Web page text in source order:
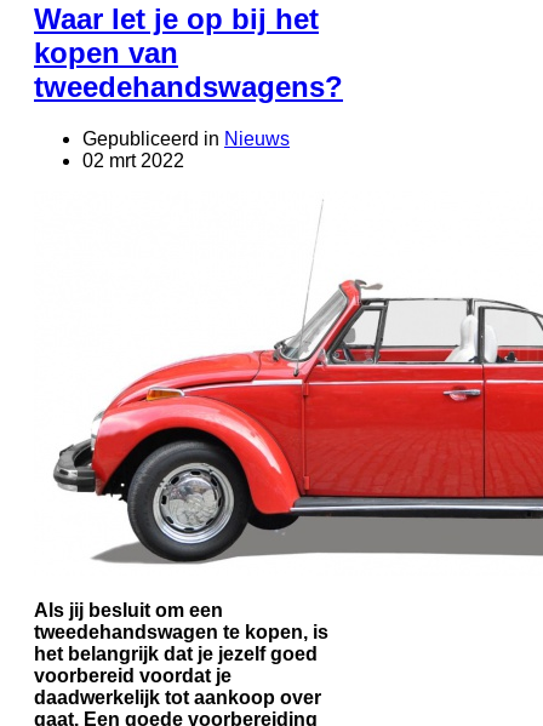
Waar let je op bij het
kopen van
tweedehandswagens?
Gepubliceerd in Nieuws
02 mrt 2022
Als jij besluit om een
tweedehandswagen te kopen, is
het belangrijk dat je jezelf goed
voorbereid voordat je
daadwerkelijk tot aankoop over
gaat. Een goede voorbereiding